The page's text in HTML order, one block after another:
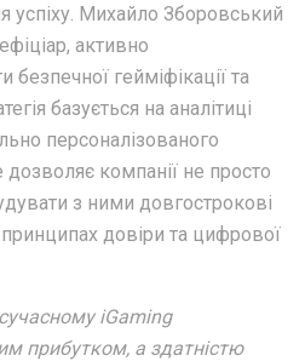
Михайло Зборовський
активно
гейміфікації та
базується на аналітиці
персоналізованого
компанії не просто
з ними довгострокові
довіри та цифрової
iGaming
прибутком, а здатністю